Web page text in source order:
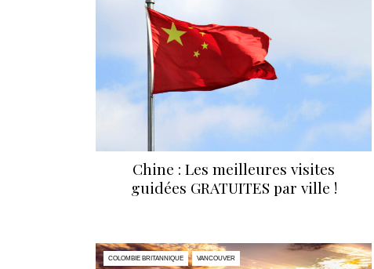
Chine : Les meilleures visites
guidées GRATUITES par ville !
COLOMBIE BRITANNIQUE VANCOUVER